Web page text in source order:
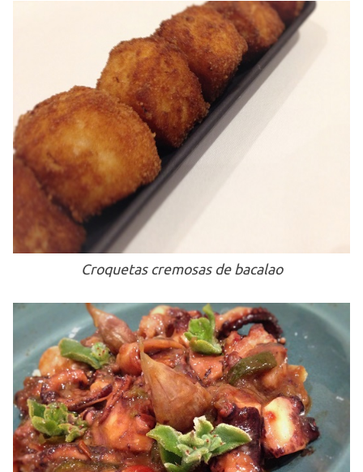
Croquetas cremosas de bacalao